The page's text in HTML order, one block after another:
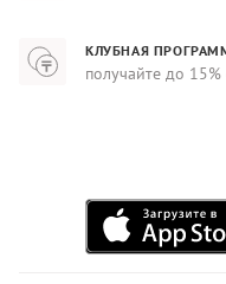
КЛУБНАЯ
получайте до